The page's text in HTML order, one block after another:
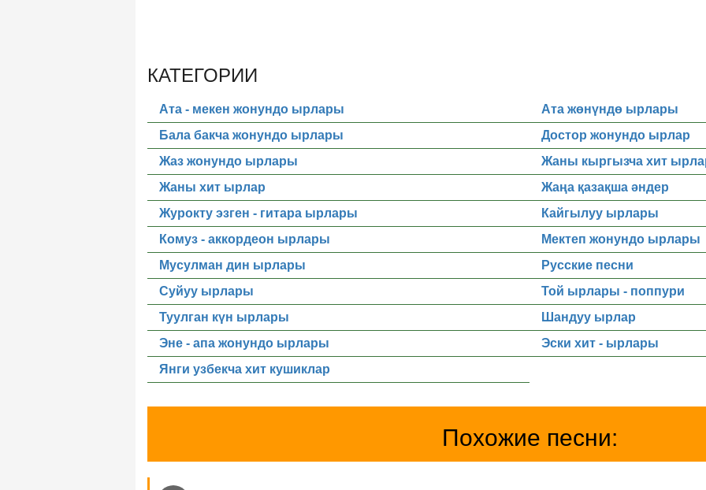
КАТЕГОРИИ
Ата - мекен жонундо ырлары
Ата жөнүндө ырлары
Бала бакча жонундо ырлары
Достор жонундо ырлар
Жаз жонундо ырлары
Жаны кыргызча хит
Жаны хит ырлар
Жаңа қазақша әндер
Журокту эзген - гитара ырлары
Кайгылуу ырлары
Комуз - аккордеон ырлары
Мектеп жонундо ырлары
Мусулман дин ырлары
Русские песни
Суйуу ырлары
Той ырлары - поппури
Туулган күн ырлары
Шандуу ырлар
Эне - апа жонундо ырлары
Эски хит - ырлары
Янги узбекча хит кушиклар
Похожие песни: